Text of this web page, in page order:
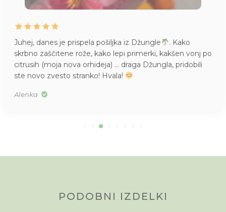
Juhej, danes je prispela pošiljka iz Džungle
. Kako
skrbno zaščitene rože, kako lepi primerki, kakšen vonj po
citrusih (moja nova orhideja) … draga Džungla, pridobili
ste novo zvesto stranko! Hvala!
Alenka
PODOBNI IZDELKI